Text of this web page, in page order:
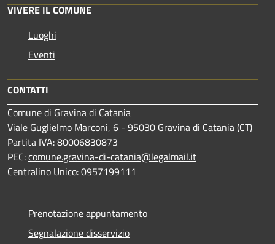
VIVERE IL COMUNE
Luoghi
Eventi
CONTATTI
Comune di Gravina di Catania
Viale Guglielmo Marconi, 6 - 95030 Gravina di Catania (CT)
Partita IVA: 80006830873
PEC:comune.gravina-di-catania@legalmail.it
Centralino Unico: 0957199111
Prenotazione appuntamento
Segnalazione disservizio